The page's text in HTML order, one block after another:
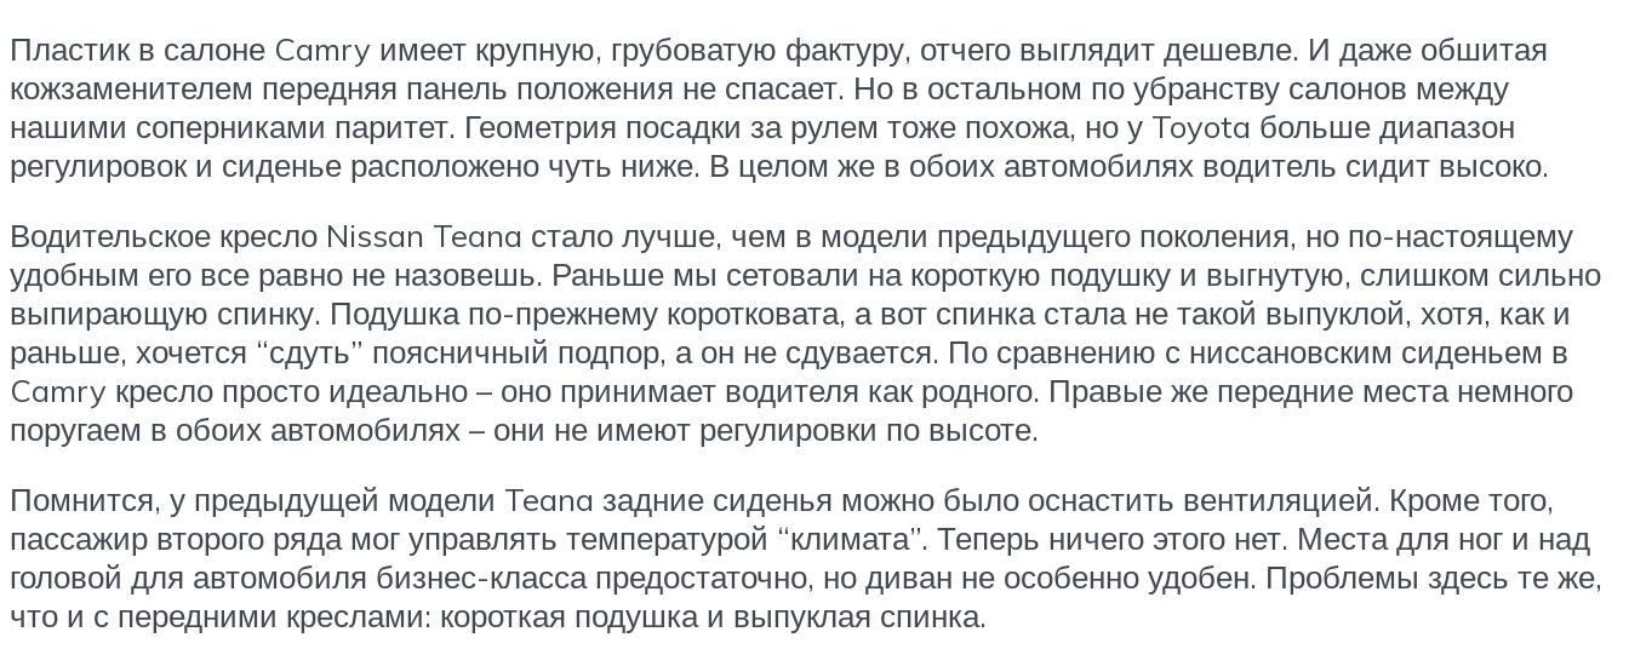
Пластик в салоне Camry имеет крупную, грубоватую фактуру, отчего выглядит дешевле. И даже обшитая
кожзаменителем передняя панель положения не спасает. Но в остальном по убранству салонов между
нашими соперниками паритет. Геометрия посадки за рулем тоже похожа, но у Toyota больше диапазон
регулировок и сиденье расположено чуть ниже. В целом же в обоих автомобилях водитель сидит высоко.
Водительское кресло Nissan Teana стало лучше, чем в модели предыдущего поколения, но по-настоящему
удобным его все равно не назовешь. Раньше мы сетовали на короткую подушку и выгнутую, слишком сильно
выпирающую спинку. Подушка по-прежнему коротковата, а вот спинка стала не такой выпуклой, хотя, как и
раньше, хочется “сдуть” поясничный подпор, а он не сдувается. По сравнению с ниссановским сиденьем в
Camry кресло просто идеально – оно принимает водителя как родного. Правые же передние места немного
поругаем в обоих автомобилях – они не имеют регулировки по высоте.
Помнится, у предыдущей модели Teana задние сиденья можно было оснастить вентиляцией. Кроме того,
пассажир второго ряда мог управлять температурой “климата”. Теперь ничего этого нет. Места для ног и над
головой для автомобиля бизнес-класса предостаточно, но диван не особенно удобен. Проблемы здесь те же,
что и с передними креслами: короткая подушка и выпуклая спинка.